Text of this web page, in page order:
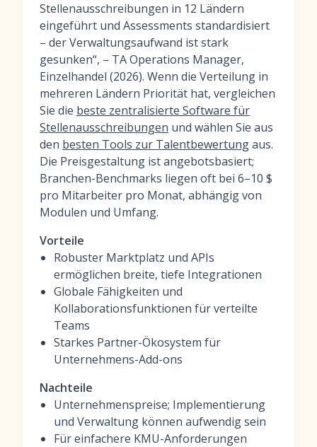
Stellenausschreibungen in 12 Ländern
eingeführt und Assessments standardisiert
– der Verwaltungsaufwand ist stark
gesunken“, – TA Operations Manager,
Einzelhandel (2026). Wenn die Verteilung in
mehreren Ländern Priorität hat, vergleichen
Sie die beste zentralisierte Software für
Stellenausschreibungen und wählen Sie aus
den besten Tools zur Talentbewertungaus.
Die Preisgestaltung ist angebotsbasiert;
Branchen-Benchmarks liegen oft bei 6–10 $
pro Mitarbeiter pro Monat, abhängig von
Modulen und Umfang.
Vorteile
Robuster Marktplatz und APIs
ermöglichen breite, tiefe Integrationen
Globale Fähigkeiten und
Kollaborationsfunktionen für verteilte
Teams
Starkes Partner-Ökosystem für
Unternehmens-Add-ons
Nachteile
Unternehmenspreise; Implementierung
und Verwaltung können aufwendig sein
Für einfachere KMU-Anforderungen